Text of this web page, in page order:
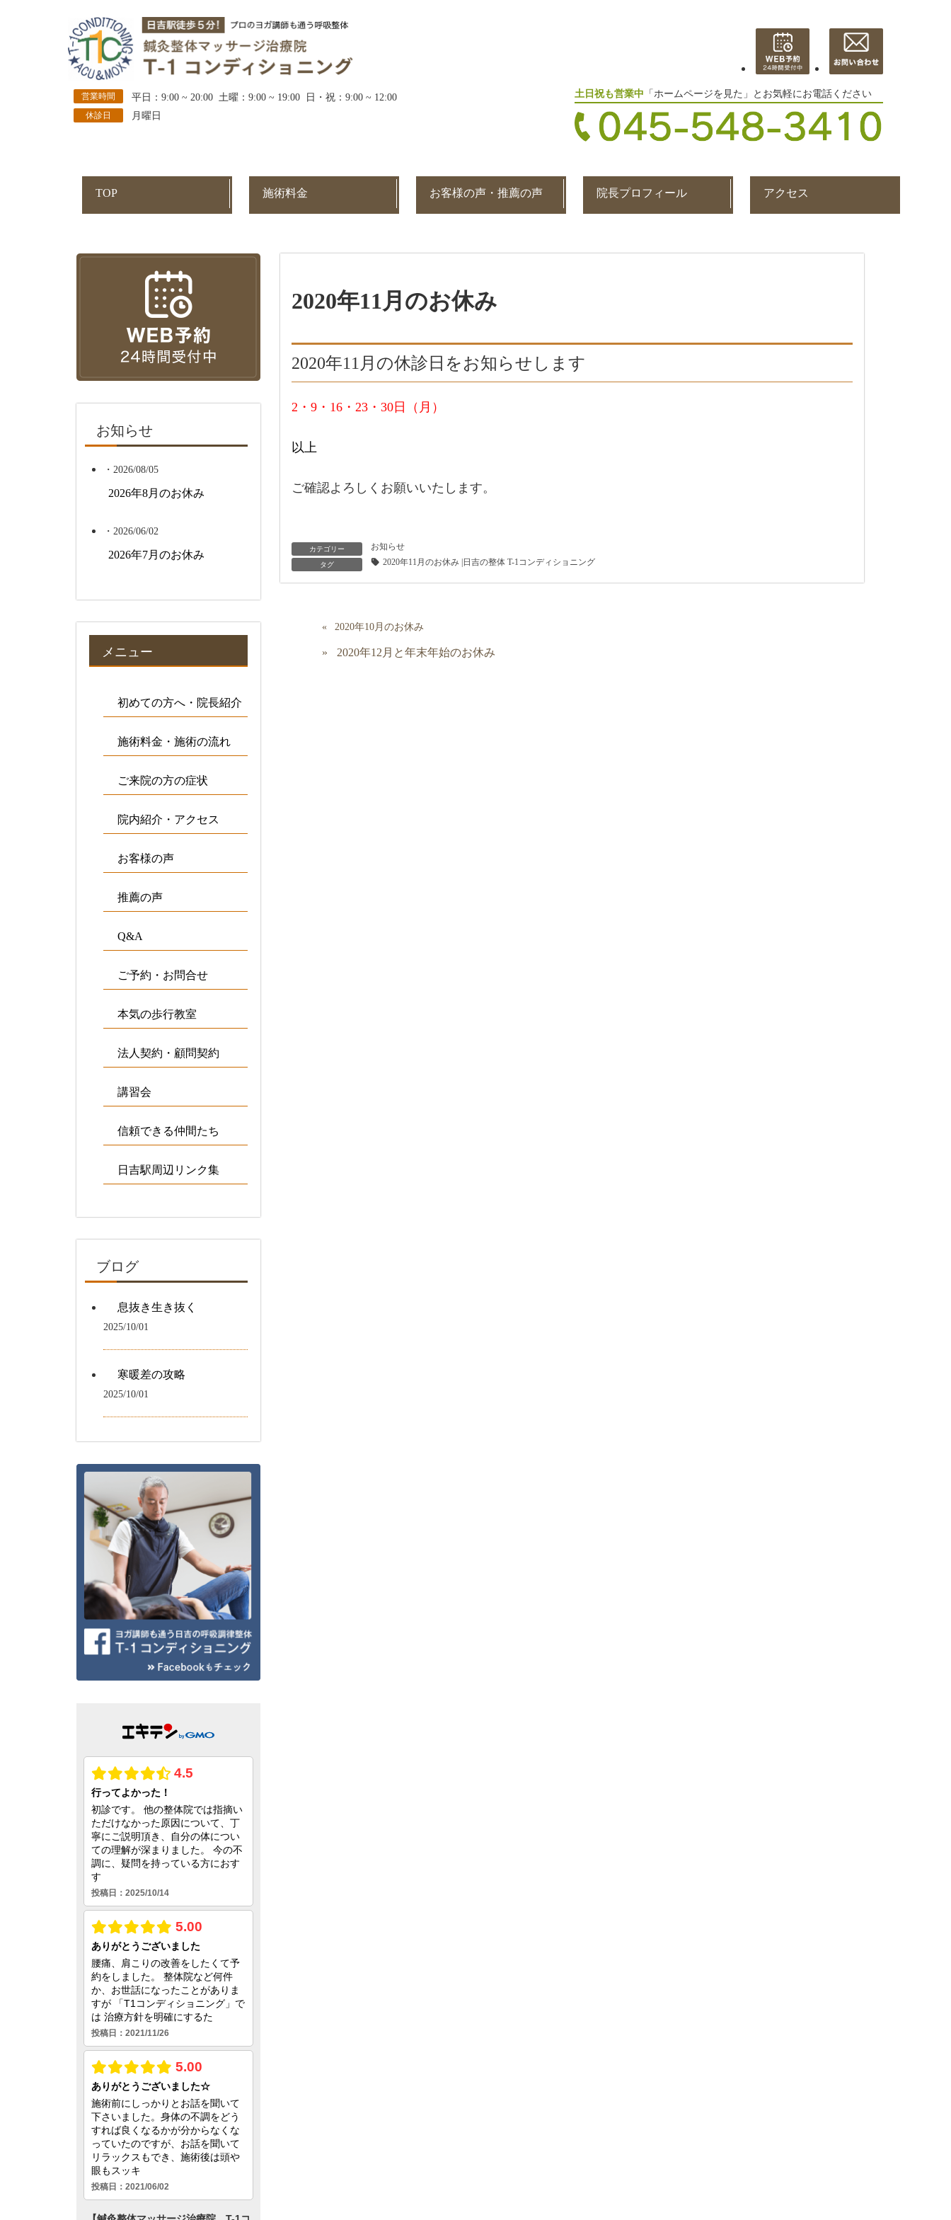
営業時間 平日：9:00 ~ 20:00 土曜：9:00 ~ 19:00 日・祝：9:00 ~ 12:00
休診日 月曜日
土日祝も営業中 「ホームページを見た」とお気軽にお電話ください
TOP 施術料金 お客様の声・推薦の声 院長プロフィール アクセス
お知らせ
・2026/08/05
2026年8月のお休み
・2026/06/02
2026年7月のお休み
メニュー
初めての方へ・院長紹介
施術料金・施術の流れ
ご来院の方の症状
院内紹介・アクセス
お客様の声
推薦の声
Q&A
ご予約・お問合せ
本気の歩行教室
法人契約・顧問契約
講習会
信頼できる仲間たち
日吉駅周辺リンク集
ブログ
息抜き生き抜く
2025/10/01
寒暖差の攻略
2025/10/01
2020年11月のお休み
2020年11月の休診日をお知らせします
2・9・16・23・30日（月）
以上
ご確認よろしくお願いいたします。
カテゴリー お知らせ
タグ 2020年11月のお休み |日吉の整体 T-1コンディショニング
2020年10月のお休み
2020年12月と年末年始のお休み